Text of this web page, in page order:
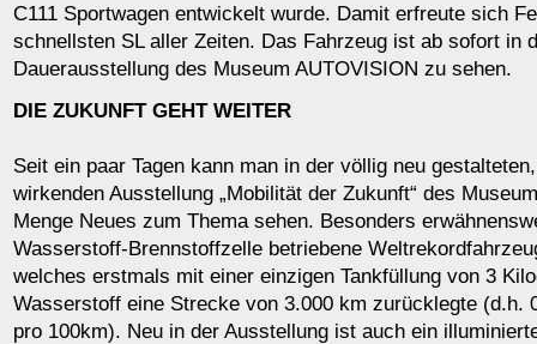
C111 Sportwagen entwickelt wurde. Damit erfreute sich
schnellsten SL aller Zeiten. Das Fahrzeug ist ab sofort in
Dauerausstellung des Museum AUTOVISION zu sehen.
DIE ZUKUNFT GEHT WEITER
Seit ein paar Tagen kann man in der völlig neu
wirkenden Ausstellung „Mobilität der Zukunft“ des
Menge Neues zum Thema sehen. Besonders
Wasserstoff-Brennstoffzelle betriebene
welches erstmals mit einer einzigen Tankfüllung von 3
Wasserstoff eine Strecke von 3.000 km zurücklegte (d.h.
pro 100km). Neu in der Ausstellung ist auch ein